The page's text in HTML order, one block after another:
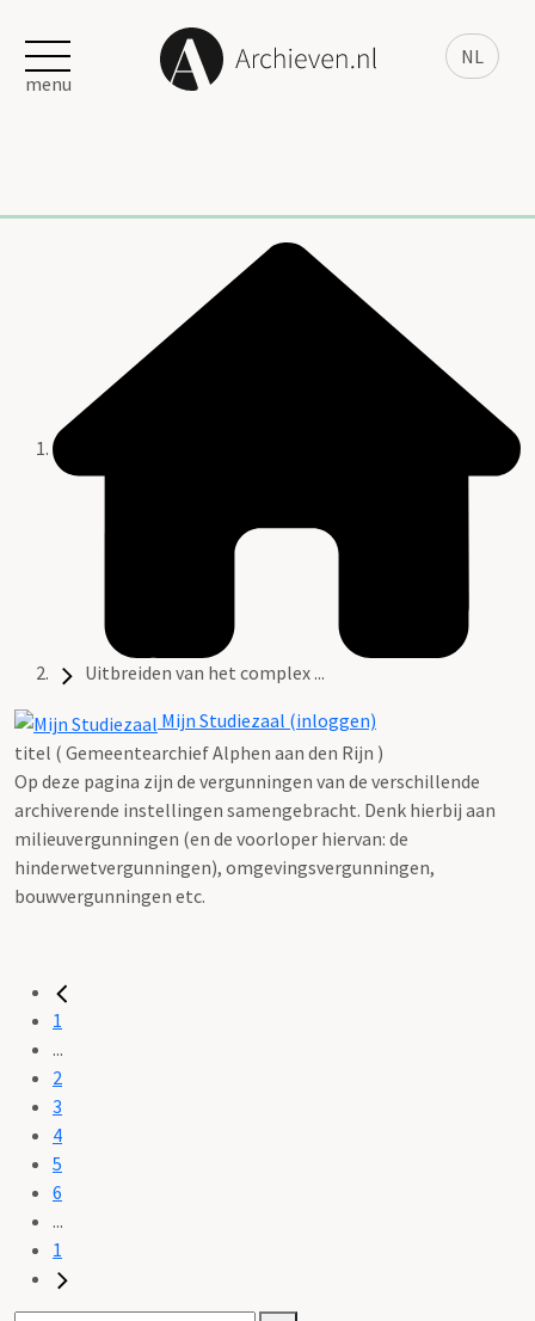
NL
menu
Uitbreiden van het complex ...
Mijn Studiezaal (inloggen)
titel ( Gemeentearchief Alphen aan den Rijn )
Op deze pagina zijn de vergunningen van de verschillende
archiverende instellingen samengebracht. Denk hierbij aan
milieuvergunningen (en de voorloper hiervan: de
hinderwetvergunningen), omgevingsvergunningen,
bouwvergunningen etc.
1
...
2
3
4
5
6
...
1